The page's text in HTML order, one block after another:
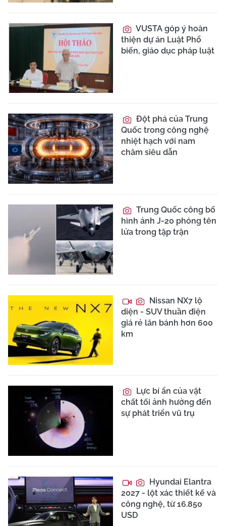
VUSTA góp ý hoàn
thiện dự án Luật Phổ
biến, giáo dục pháp luật
Đột phá của Trung
Quốc trong công nghệ
nhiệt hạch với nam
châm siêu dẫn
Trung Quốc công bố
hình ảnh J-20 phóng tên
lửa trong tập trận
Nissan NX7 lộ
diện - SUV thuần điện
giá rẻ lăn bánh hơn 600
km
Lực bí ẩn của vật
chất tối ảnh hưởng đến
sự phát triển vũ trụ
Hyundai Elantra
2027 - lột xác thiết kế và
công nghệ, từ 16.850
USD